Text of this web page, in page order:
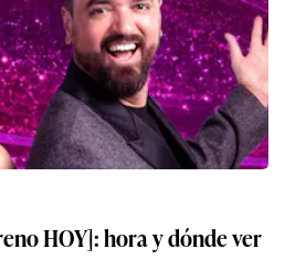
HOY]: hora y dónde ver